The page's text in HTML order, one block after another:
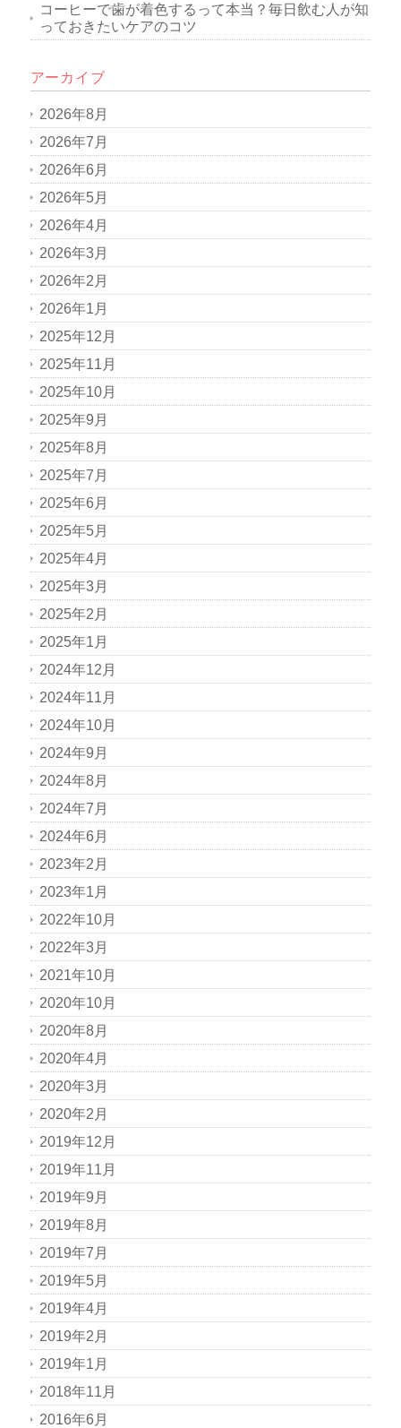
コーヒーで歯が着色するって本当？毎日飲む人が知
っておきたいケアのコツ
アーカイブ
2026年8月
2026年7月
2026年6月
2026年5月
2026年4月
2026年3月
2026年2月
2026年1月
2025年12月
2025年11月
2025年10月
2025年9月
2025年8月
2025年7月
2025年6月
2025年5月
2025年4月
2025年3月
2025年2月
2025年1月
2024年12月
2024年11月
2024年10月
2024年9月
2024年8月
2024年7月
2024年6月
2023年2月
2023年1月
2022年10月
2022年3月
2021年10月
2020年10月
2020年8月
2020年4月
2020年3月
2020年2月
2019年12月
2019年11月
2019年9月
2019年8月
2019年7月
2019年5月
2019年4月
2019年2月
2019年1月
2018年11月
2016年6月